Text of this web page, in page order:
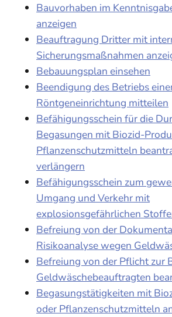
Bauvorhaben im
anzeigen
Beauftragung Dritter mit
Sicherungsmaßnahmen
Bebauungsplan einsehen
Beendigung des Betriebs
Röntgeneinrichtung mitteilen
Befähigungsschein für die
Begasungen mit Biozid-
Pflanzenschutzmitteln
verlängern
Befähigungsschein zum
Umgang und Verkehr mit
explosionsgefährlichen
Befreiung von der
Risikoanalyse wegen
Befreiung von der Pflicht zur
Geldwäschebeauftragten
Begasungstätigkeiten mit
oder Pflanzenschutzmitteln